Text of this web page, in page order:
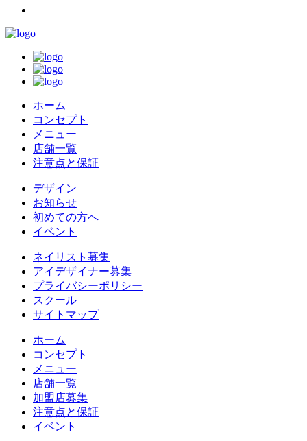
ホーム
コンセプト
メニュー
店舗一覧
注意点と保証
デザイン
お知らせ
初めての方へ
イベント
ネイリスト募集
アイデザイナー募集
プライバシーポリシー
スクール
サイトマップ
ホーム
コンセプト
メニュー
店舗一覧
加盟店募集
注意点と保証
イベント